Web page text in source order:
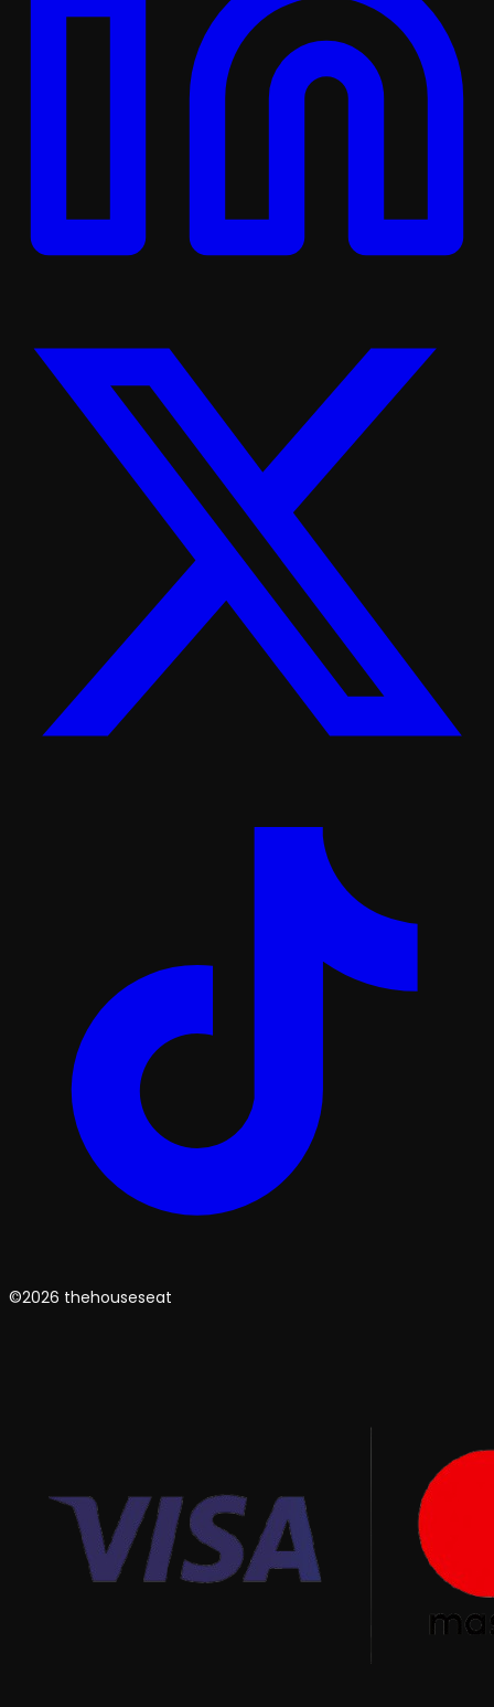
©2026 thehouseseat